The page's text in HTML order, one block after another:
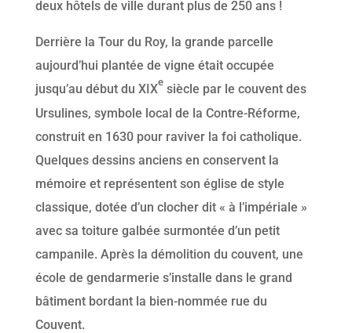
deux hôtels de ville durant plus de 250 ans !
Derrière la Tour du Roy, la grande parcelle
aujourd’hui plantée de vigne était occupée
jusqu’au début du XIXesiècle par le couvent des
Ursulines, symbole local de la Contre-Réforme,
construit en 1630 pour raviver la foi catholique.
Quelques dessins anciens en conservent la
mémoire et représentent son église de style
classique, dotée d’un clocher dit « à l’impériale »
avec sa toiture galbée surmontée d’un petit
campanile. Après la démolition du couvent, une
école de gendarmerie s’installe dans le grand
bâtiment bordant la bien-nommée rue du
Couvent.